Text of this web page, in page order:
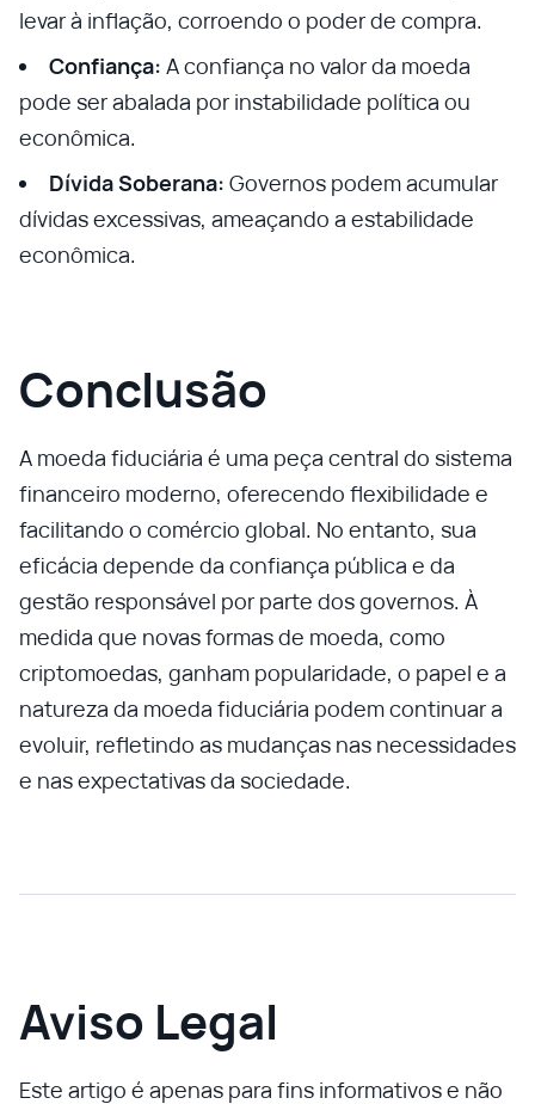
levar à inflação, corroendo o poder de compra.
Confiança: A confiança no valor da moeda
pode ser abalada por instabilidade política ou
econômica.
Dívida Soberana: Governos podem acumular
dívidas excessivas, ameaçando a estabilidade
econômica.
Conclusão
A moeda fiduciária é uma peça central do sistema
financeiro moderno, oferecendo flexibilidade e
facilitando o comércio global. No entanto, sua
eficácia depende da confiança pública e da
gestão responsável por parte dos governos. À
medida que novas formas de moeda, como
criptomoedas, ganham popularidade, o papel e a
natureza da moeda fiduciária podem continuar a
evoluir, refletindo as mudanças nas necessidades
e nas expectativas da sociedade.
Aviso Legal
Este artigo é apenas para fins informativos e não